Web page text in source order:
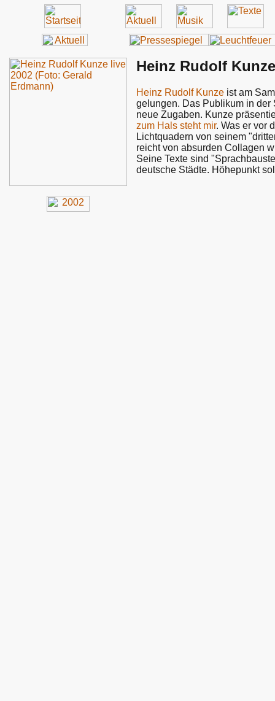
Heinz Rudolf
Heinz Rudolf Kunze ist am
gelungen. Das Publikum in der
neue Zugaben. Kunze
zum Hals steht mir. Was er vor
Lichtquadern von seinem
reicht von absurden Collagen
Seine Texte sind
deutsche Städte. Höhepunkt